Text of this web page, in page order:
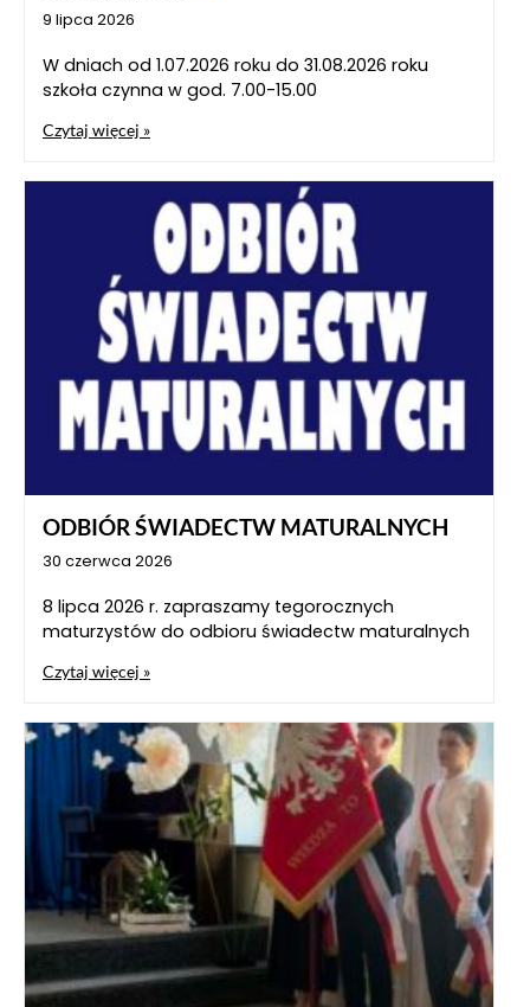
9 lipca 2026
W dniach od 1.07.2026 roku do 31.08.2026 roku
szkoła czynna w god. 7.00-15.00
Czytaj więcej »
ODBIÓR ŚWIADECTW MATURALNYCH
30 czerwca 2026
8 lipca 2026 r. zapraszamy tegorocznych
maturzystów do odbioru świadectw maturalnych
Czytaj więcej »